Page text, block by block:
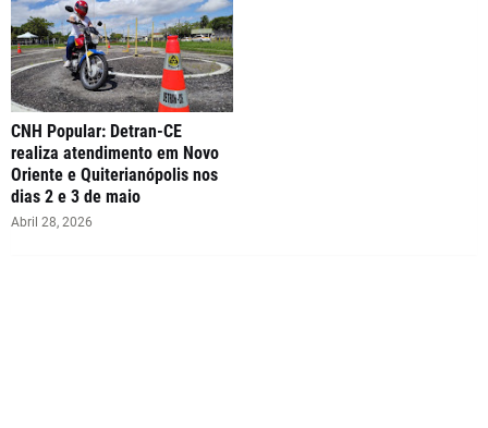
CNH Popular: Detran-CE
realiza atendimento em Novo
Oriente e Quiterianópolis nos
dias 2 e 3 de maio
Abril 28, 2026